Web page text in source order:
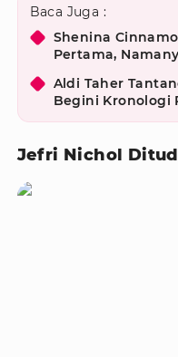
Baca Juga :
Shenina
Pertama,
Aldi Taher
Begini Kronologi
Jefri Nichol